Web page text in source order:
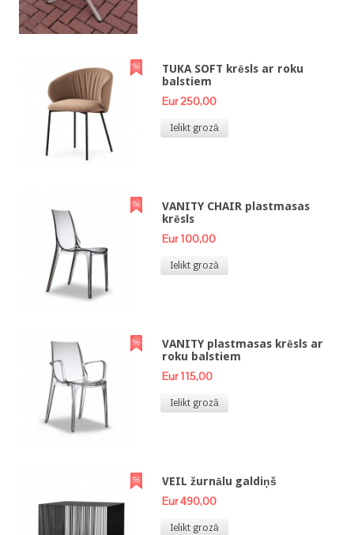
TUKA SOFT krēsls ar roku
balstiem
Eur 250,00
Ielikt grozā
VANITY CHAIR plastmasas
krēsls
Eur 100,00
Ielikt grozā
VANITY plastmasas krēsls ar
roku balstiem
Eur 115,00
Ielikt grozā
VEIL žurnālu galdiņš
Eur 490,00
Ielikt grozā